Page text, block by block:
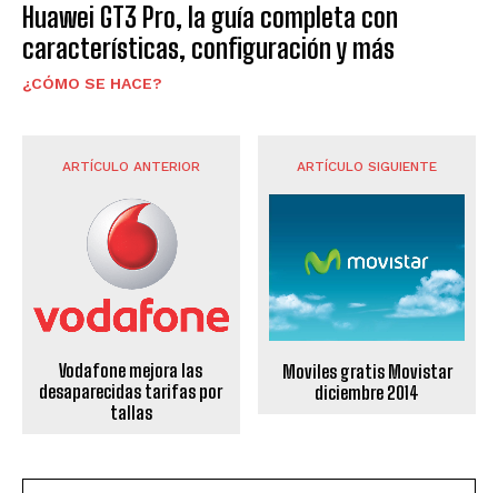
Huawei GT3 Pro, la guía completa con
características, configuración y más
¿CÓMO SE HACE?
ARTÍCULO ANTERIOR
Vodafone mejora las
desaparecidas tarifas por
tallas
ARTÍCULO SIGUIENTE
Moviles gratis Movistar
diciembre 2014